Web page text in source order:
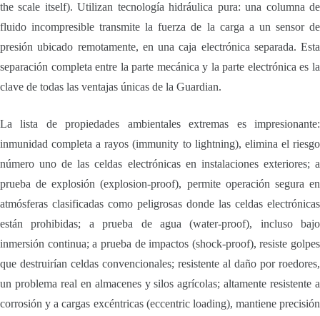
the scale itself). Utilizan tecnología hidráulica pura: una columna de
fluido incompresible transmite la fuerza de la carga a un sensor de
presión ubicado remotamente, en una caja electrónica separada. Esta
separación completa entre la parte mecánica y la parte electrónica es la
clave de todas las ventajas únicas de la Guardian.
La lista de propiedades ambientales extremas es impresionante:
inmunidad completa a rayos (immunity to lightning), elimina el riesgo
número uno de las celdas electrónicas en instalaciones exteriores; a
prueba de explosión (explosion-proof), permite operación segura en
atmósferas clasificadas como peligrosas donde las celdas electrónicas
están prohibidas; a prueba de agua (water-proof), incluso bajo
inmersión continua; a prueba de impactos (shock-proof), resiste golpes
que destruirían celdas convencionales; resistente al daño por roedores,
un problema real en almacenes y silos agrícolas; altamente resistente a
corrosión y a cargas excéntricas (eccentric loading), mantiene precisión